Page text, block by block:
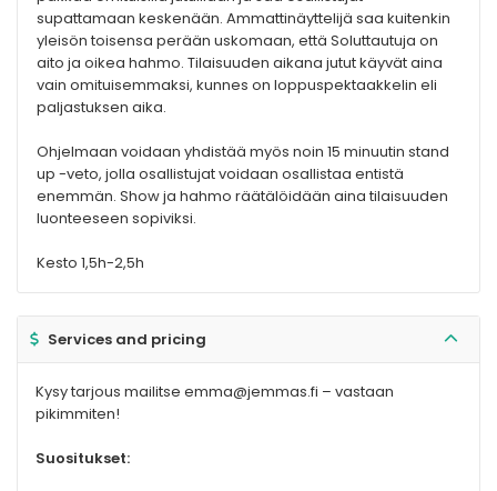
supattamaan keskenään. Ammattinäyttelijä saa kuitenkin
yleisön toisensa perään uskomaan, että Soluttautuja on
aito ja oikea hahmo. Tilaisuuden aikana jutut käyvät aina
vain omituisemmaksi, kunnes on loppuspektaakkelin eli
paljastuksen aika.
Ohjelmaan voidaan yhdistää myös noin 15 minuutin stand
up -veto, jolla osallistujat voidaan osallistaa entistä
enemmän. Show ja hahmo räätälöidään aina tilaisuuden
luonteeseen sopiviksi.
Kesto 1,5h-2,5h
Services and pricing
Kysy tarjous mailitse emma@jemmas.fi – vastaan
pikimmiten!
Suositukset: